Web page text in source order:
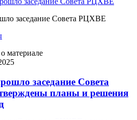
заседание Совета РЦХВЕ
материале
заседание Совета
планы и решения